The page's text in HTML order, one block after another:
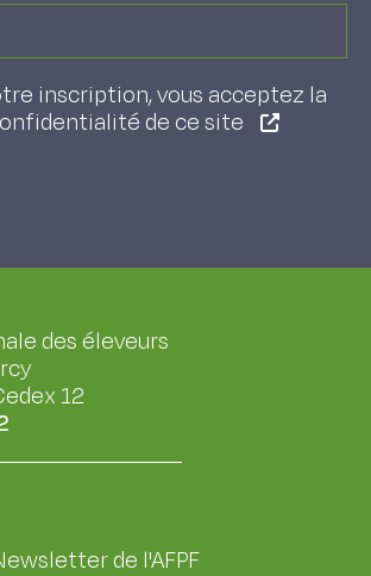
inscription, vous acceptez la
de ce site
des éleveurs
12
de l'AFPF